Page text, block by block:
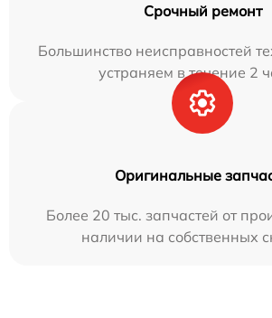
Срочный ремонт
Большинство неисправностей
устраняем в течение 2
Оригинальные
Более 20 тыс. запчастей от
наличии на собственных